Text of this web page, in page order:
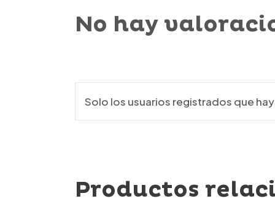
No hay
Solo los usuarios registrados que
Productos